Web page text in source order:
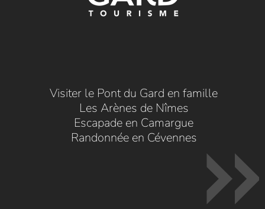
Visiter le Pont du Gard en famille
Les Arènes de Nîmes
Escapade en Camargue
Randonnée en Cévennes